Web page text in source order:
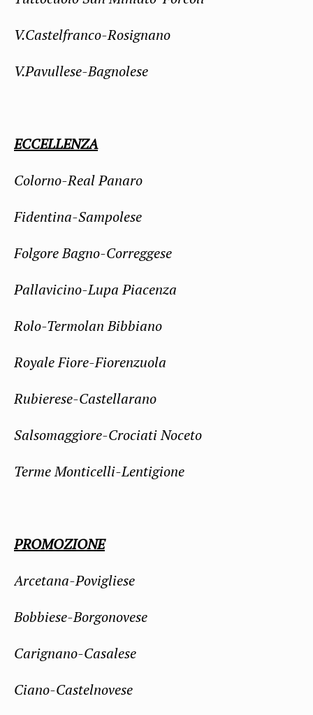
V.Castelfranco-Rosignano
V.Pavullese-Bagnolese
ECCELLENZA
Colorno-Real Panaro
Fidentina-Sampolese
Folgore Bagno-Correggese
Pallavicino-Lupa Piacenza
Rolo-Termolan Bibbiano
Royale Fiore-Fiorenzuola
Rubierese-Castellarano
Salsomaggiore-Crociati Noceto
Terme Monticelli-Lentigione
PROMOZIONE
Arcetana-Povigliese
Bobbiese-Borgonovese
Carignano-Casalese
Ciano-Castelnovese